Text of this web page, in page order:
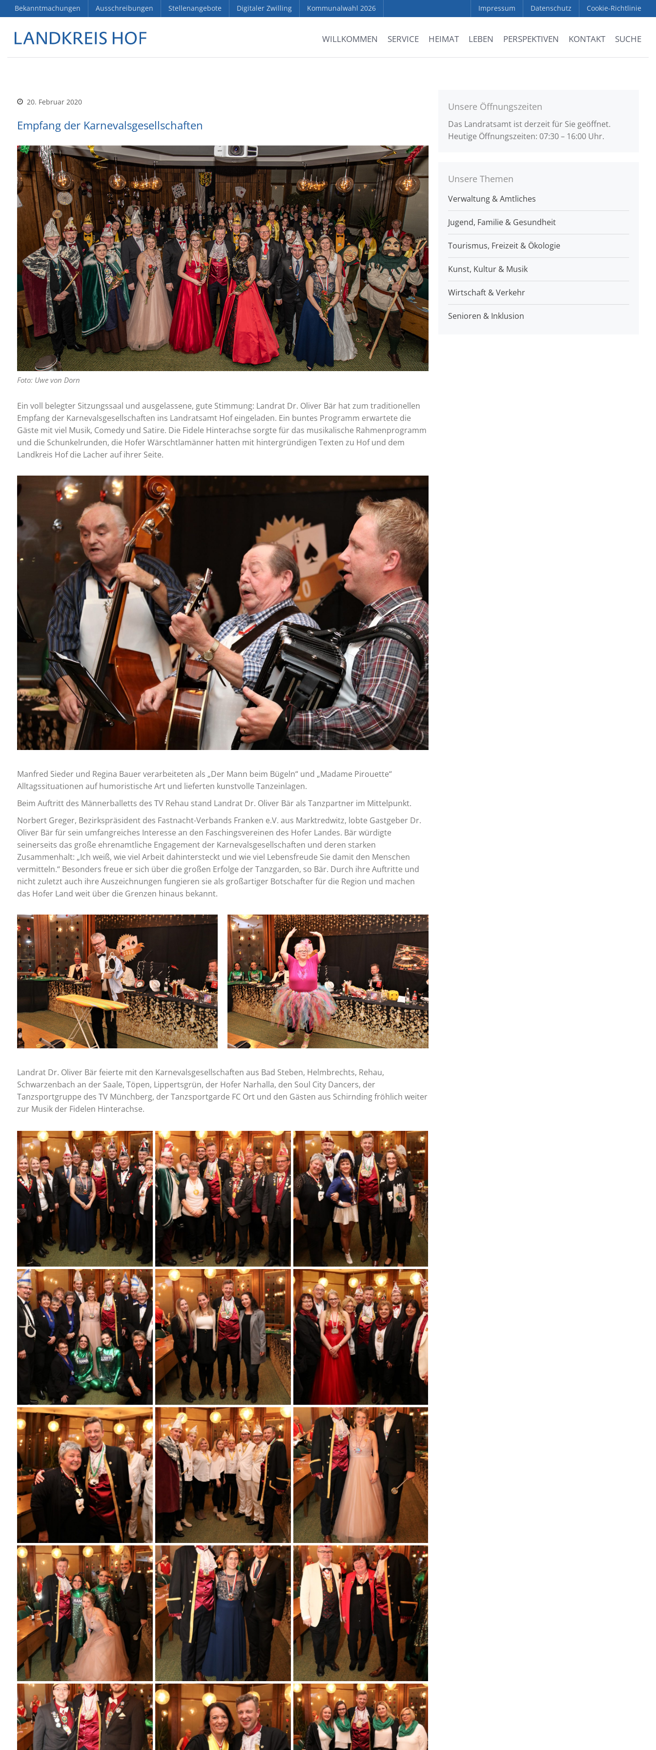
Bekanntmachungen Ausschreibungen Stellenangebote Digitaler Zwilling Kommunalwahl 2026 Impressum Datenschutz Cookie-Richtlinie
WILLKOMMEN SERVICE HEIMAT LEBEN PERSPEKTIVEN KONTAKT SUCHE
20. Februar 2020
Empfang der Karnevalsgesellschaften
Foto: Uwe von Dorn
Ein voll belegter Sitzungssaal und ausgelassene, gute Stimmung: Landrat Dr. Oliver Bär hat zum traditionellen
Empfang der Karnevalsgesellschaften ins Landratsamt Hof eingeladen. Ein buntes Programm erwartete die
Gäste mit viel Musik, Comedy und Satire. Die Fidele Hinterachse sorgte für das musikalische Rahmenprogramm
und die Schunkelrunden, die Hofer Wärschtlamänner hatten mit hintergründigen Texten zu Hof und dem
Landkreis Hof die Lacher auf ihrer Seite.
Manfred Sieder und Regina Bauer verarbeiteten als „Der Mann beim Bügeln“ und „Madame Pirouette“
Alltagssituationen auf humoristische Art und lieferten kunstvolle Tanzeinlagen.
Beim Auftritt des Männerballetts des TV Rehau stand Landrat Dr. Oliver Bär als Tanzpartner im Mittelpunkt.
Norbert Greger, Bezirkspräsident des Fastnacht-Verbands Franken e.V. aus Marktredwitz, lobte Gastgeber Dr.
Oliver Bär für sein umfangreiches Interesse an den Faschingsvereinen des Hofer Landes. Bär würdigte
seinerseits das große ehrenamtliche Engagement der Karnevalsgesellschaften und deren starken
Zusammenhalt: „Ich weiß, wie viel Arbeit dahintersteckt und wie viel Lebensfreude Sie damit den Menschen
vermitteln.“ Besonders freue er sich über die großen Erfolge der Tanzgarden, so Bär. Durch ihre Auftritte und
nicht zuletzt auch ihre Auszeichnungen fungieren sie als großartiger Botschafter für die Region und machen
das Hofer Land weit über die Grenzen hinaus bekannt.
Landrat Dr. Oliver Bär feierte mit den Karnevalsgesellschaften aus Bad Steben, Helmbrechts, Rehau,
Schwarzenbach an der Saale, Töpen, Lippertsgrün, der Hofer Narhalla, den Soul City Dancers, der
Tanzsportgruppe des TV Münchberg, der Tanzsportgarde FC Ort und den Gästen aus Schirnding fröhlich weiter
zur Musik der Fidelen Hinterachse.
Unsere Öffnungszeiten
Das Landratsamt ist derzeit für Sie geöffnet.
Heutige Öffnungszeiten: 07:30 – 16:00 Uhr.
Unsere Themen
Verwaltung & Amtliches
Jugend, Familie & Gesundheit
Tourismus, Freizeit & Ökologie
Kunst, Kultur & Musik
Wirtschaft & Verkehr
Senioren & Inklusion